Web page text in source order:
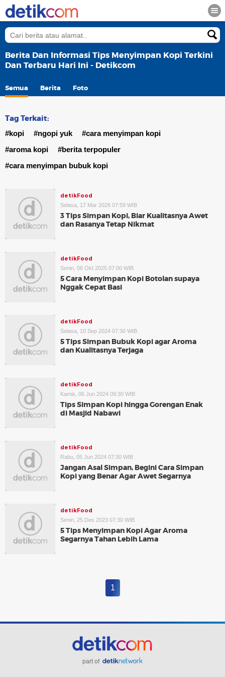
Berita Dan Informasi Tips Menyimpan Kopi Terkini
Dan Terbaru Hari Ini - Detikcom
Semua Berita Foto
Tag Terkait:
#kopi #ngopi yuk
#cara menyimpan kopi
#aroma kopi
#berita terpopuler
#cara menyimpan bubuk kopi
detikFood
Selasa, 17 Mar 2026 07:59 WIB
3 Tips Simpan Kopi, Biar Kualitasnya Awet
dan Rasanya Tetap Nikmat
detikFood
Senin, 06 Okt 2025 07:00 WIB
5 Cara Menyimpan Kopi Botolan supaya
Nggak Cepat Basi
detikFood
Selasa, 10 Sep 2024 07:30 WIB
5 Tips Simpan Bubuk Kopi agar Aroma
dan Kualitasnya Terjaga
detikFood
Kamis, 06 Jun 2024 09:30 WIB
Tips Simpan Kopi hingga Gorengan Enak
di Masjid Nabawi
detikFood
Rabu, 05 Jun 2024 07:30 WIB
Jangan Asal Simpan, Begini Cara Simpan
Kopi yang Benar Agar Awet Segarnya
detikFood
Senin, 25 Des 2023 07:30 WIB
5 Tips Menyimpan Kopi Agar Aroma
Segarnya Tahan Lebih Lama
1
part of